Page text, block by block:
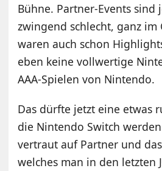
Bühne. Partner-Events sind
zwingend schlecht, ganz im
waren auch schon
eben keine vollwertige
AAA-Spielen von Nintendo.
Das dürfte jetzt eine etwas
die Nintendo Switch
vertraut auf Partner und
welches man in den letzten